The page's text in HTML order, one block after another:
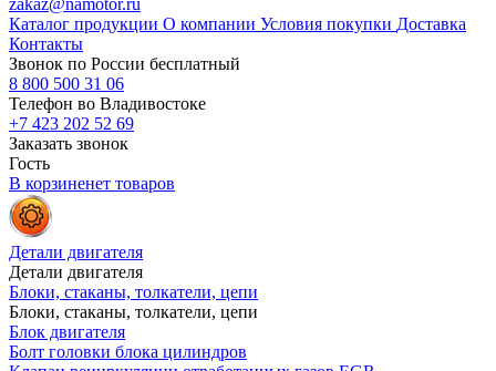
zakaz@namotor.ru
Каталог продукции О компании Условия покупки Доставка
Контакты
Звонок по России бесплатный
8 800 500 31 06
Телефон во Владивостоке
+7 423 202 52 69
Заказать звонок
Гость
В корзиненет товаров
Детали двигателя
Детали двигателя
Блоки, стаканы, толкатели, цепи
Блоки, стаканы, толкатели, цепи
Блок двигателя
Болт головки блока цилиндров